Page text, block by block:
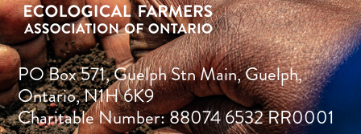
PO Box 571, Guelph Stn Main, Guelph,
Ontario, N1H 6K9
Charitable Number: 88074 6532 RR0001